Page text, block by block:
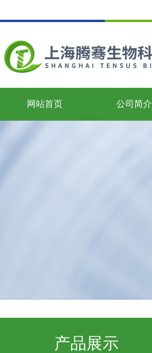
网站首页 公司简介
产品展示